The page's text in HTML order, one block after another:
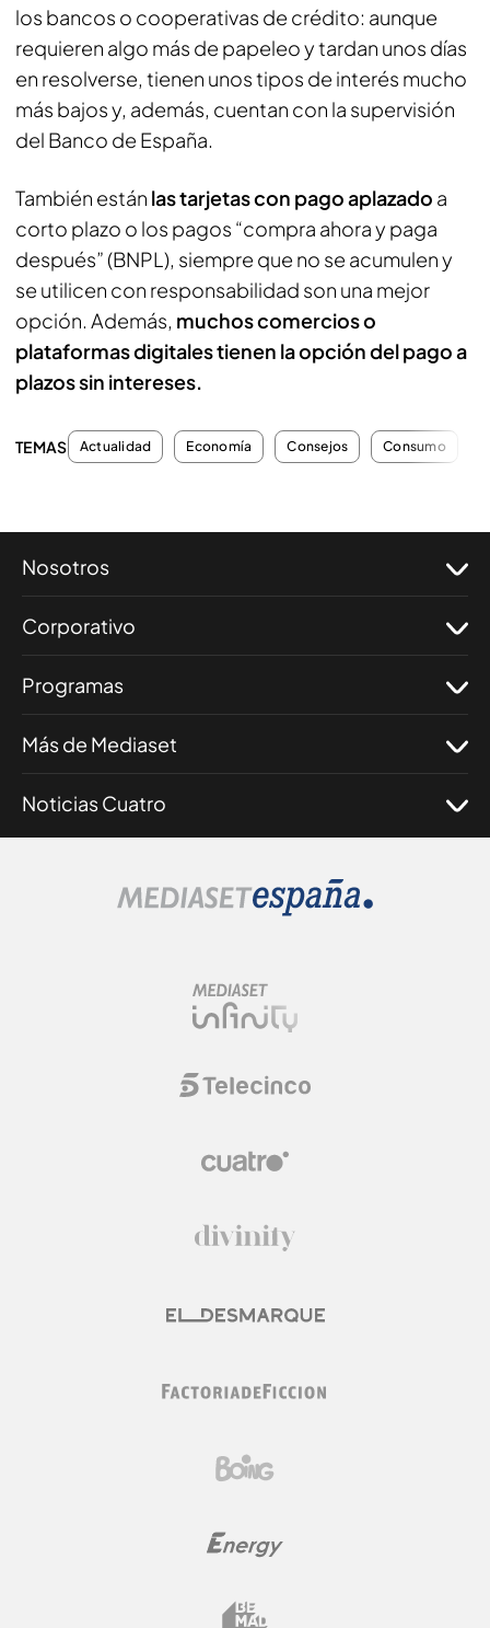
los bancos o cooperativas de crédito: aunque
requieren algo más de papeleo y tardan unos días
en resolverse, tienen unos tipos de interés mucho
más bajos y, además, cuentan con la supervisión
del Banco de España.
También están las tarjetas con pago aplazado a
corto plazo o los pagos “compra ahora y paga
después” (BNPL), siempre que no se acumulen y
se utilicen con responsabilidad son una mejor
opción. Además, muchos comercios o
plataformas digitales tienen la opción del pago a
plazos sin intereses.
TEMAS Actualidad Economía Consejos Consumo
Nosotros
Corporativo
Programas
Más de Mediaset
Noticias Cuatro